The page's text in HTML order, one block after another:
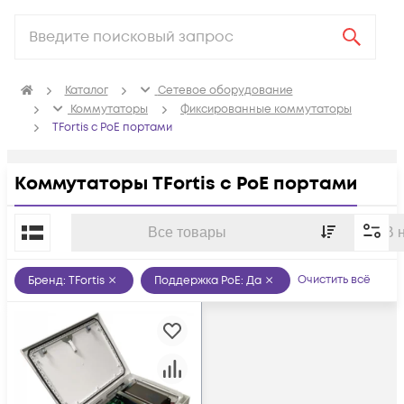
Каталог
Сетевое оборудование
Коммутаторы
Фиксированные коммутаторы
TFortis с PoE портами
Коммутаторы TFortis с PoE портами
Все товары В
По популярности
Бренд: TFortis Поддержка PoE: Да Очистить всё